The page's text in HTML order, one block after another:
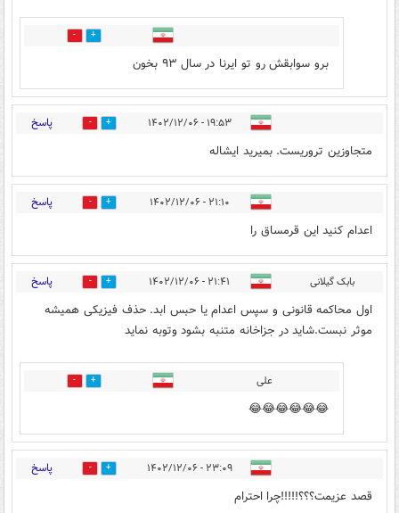
0
برو سوابقش رو تو ایرنا در سال ۹۳ بخون
۱۹:۵۳ - ۱۴۰۲/۱۲/۰۶ 0 پاسخ
متجاوزین تروریست. بمیرید ایشاله
۲۱:۱۰ - ۱۴۰۲/۱۲/۰۶ 0 پاسخ
اعدام کنید این قرمساق را
بابک گیلانی ۲۱:۴۱ - ۱۴۰۲/۱۲/۰۶ 0 پاسخ
اول محاکمه قانونی و سپس اعدام یا حبس ابد. حذف فیزیکی همیشه
موثر نبست.شاید در جزاخانه متنبه بشود وتوبه نماید
علی 0
😂😂😂😂😂😂
۲۳:۰۹ - ۱۴۰۲/۱۲/۰۶ 0 پاسخ
قصد عزیمت؟؟؟!!!!!چرا احترام